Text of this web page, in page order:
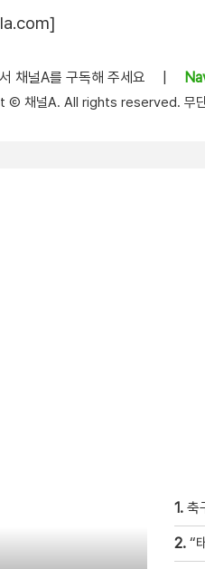
채널A를 구독해 주세요
채널A. All rights reserved. 무단
1. 축
2. “